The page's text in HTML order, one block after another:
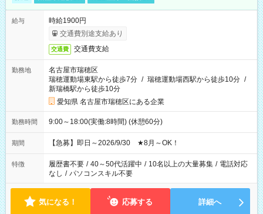
給与
時給1900円
交通費別途支給あり
交通費 交通費支給
勤務地
名古屋市瑞穂区
瑞穂運動場東駅から徒歩7分 / 瑞穂運動場西駅から徒歩10分 /
新瑞橋駅から徒歩10分
愛知県 名古屋市瑞穂区にある企業
勤務時間 9:00～18:00(実働:8時間) (休憩60分)
期間 【急募】即日～2026/9/30 ★8月～OK！
特徴 履歴書不要 / 40～50代活躍中 / 10名以上の大量募集 / 電話対応
なし / パソコンスキル不要
気になる！ 応募する 詳細へ